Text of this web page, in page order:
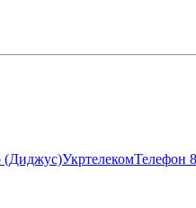
(Диджус)УкртелекомТелефон